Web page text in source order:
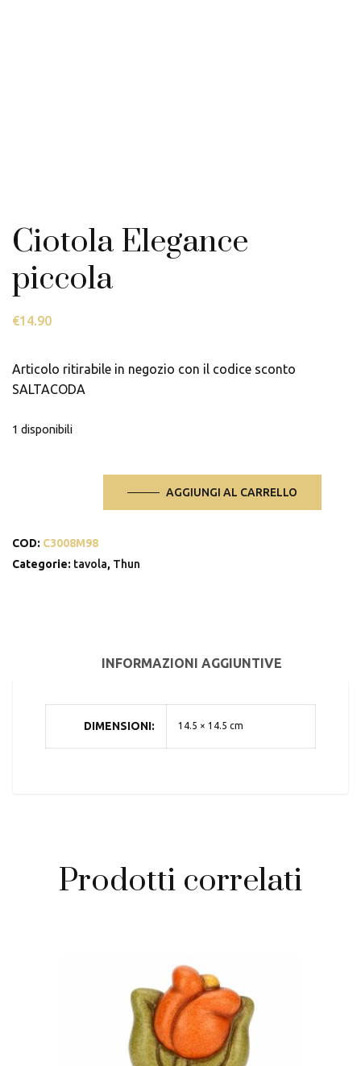
Ciotola Elegance
piccola
€14.90
Articolo ritirabile in negozio con il codice sconto
SALTACODA
1 disponibili
quantità
AGGIUNGI AL CARRELLO
COD: C3008M98
Categorie: tavola, Thun
INFORMAZIONI AGGIUNTIVE
DIMENSIONI 14.5 × 14.5 cm
Prodotti correlati